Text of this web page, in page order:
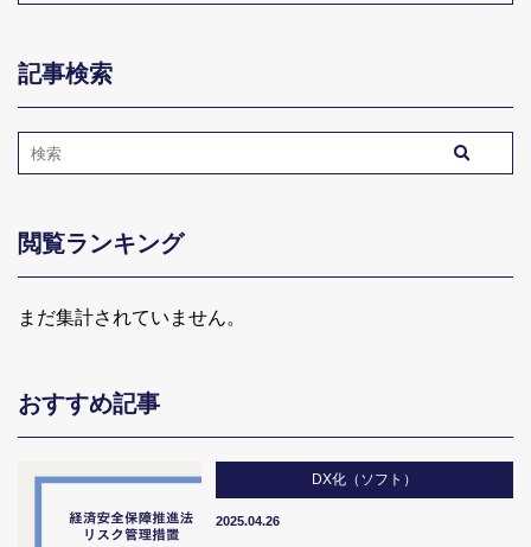
記事検索
閲覧ランキング
まだ集計されていません。
おすすめ記事
DX化（ソフト）
2025.04.26